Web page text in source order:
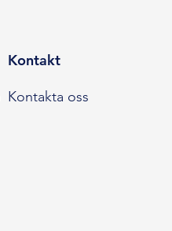
Kontakt
Kontakta oss